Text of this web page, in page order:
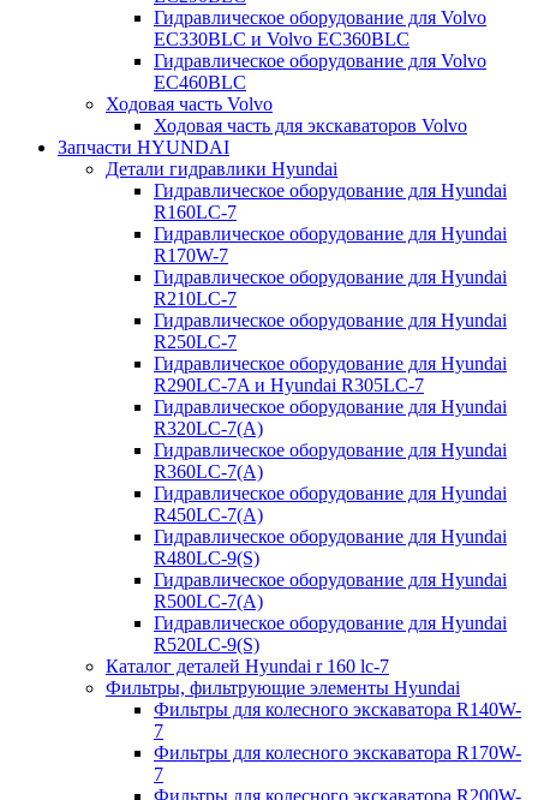
Гидравлическое оборудование для Volvo
EC330BLC и Volvo EC360BLC
Гидравлическое оборудование для Volvo
EC460BLC
Ходовая часть Volvo
Ходовая часть для экскаваторов Volvo
Запчасти HYUNDAI
Детали гидравлики Hyundai
Гидравлическое оборудование для Hyundai
R160LC-7
Гидравлическое оборудование для Hyundai
R170W-7
Гидравлическое оборудование для Hyundai
R210LC-7
Гидравлическое оборудование для Hyundai
R250LC-7
Гидравлическое оборудование для Hyundai
R290LC-7A и Hyundai R305LC-7
Гидравлическое оборудование для Hyundai
R320LC-7(A)
Гидравлическое оборудование для Hyundai
R360LC-7(A)
Гидравлическое оборудование для Hyundai
R450LC-7(A)
Гидравлическое оборудование для Hyundai
R480LC-9(S)
Гидравлическое оборудование для Hyundai
R500LC-7(A)
Гидравлическое оборудование для Hyundai
R520LC-9(S)
Каталог деталей Hyundai r 160 lc-7
Фильтры, фильтрующие элементы Hyundai
Фильтры для колесного экскаватора R140W-
7
Фильтры для колесного экскаватора R170W-
7
Фильтры для колесного экскаватора R200W-